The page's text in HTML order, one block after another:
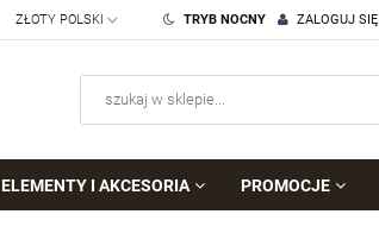
ZALOGUJ SIĘ
TRYB NOCNY
ELEMENTY I AKCESORIA PROMOCJE